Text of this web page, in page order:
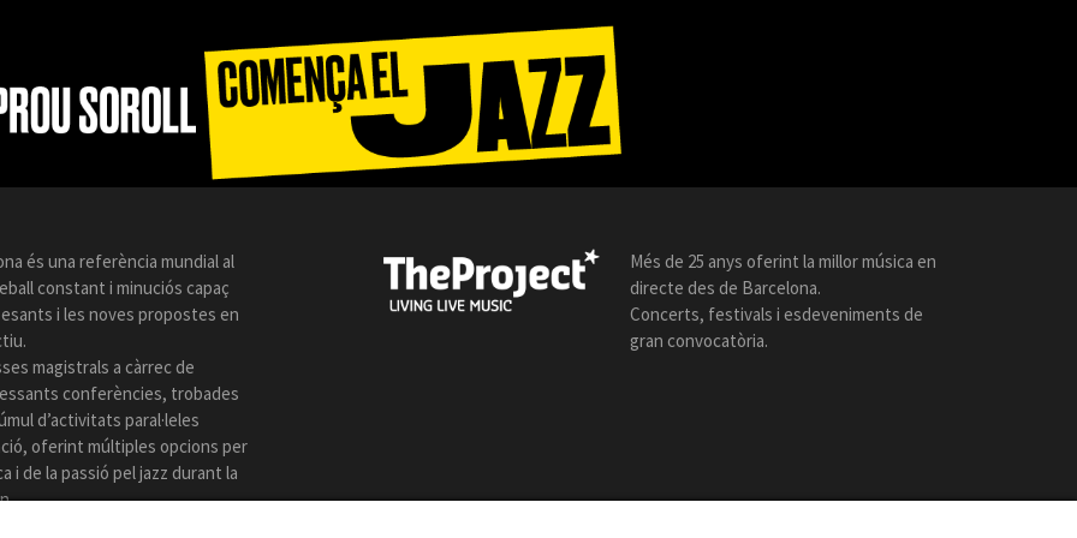
és una referència mundial al
constant i minuciós capaç
i les noves propostes en
magistrals a càrrec de
conferències, trobades
d’activitats paral·leles
oferint múltiples opcions per
i de la passió pel jazz durant la
Més de 25 anys oferint la millor música en
directe des de Barcelona.
Concerts, festivals i esdeveniments de
gran convocatòria.